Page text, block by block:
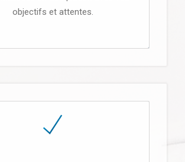
objectifs et attentes.